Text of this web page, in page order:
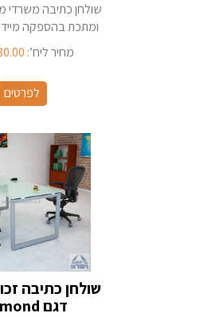
שולחן כתיבה משרדי
ומתכת בהספקה
מחיר ליח’:
לפרטים
שולחן כתיבה
דגם Diamond